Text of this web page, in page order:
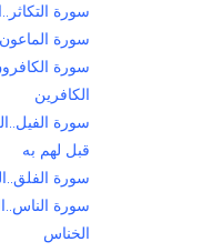
سورة
سورة
سورة
الكافرين
سورة
قبل لهم به
سورة
سورة
الخناس